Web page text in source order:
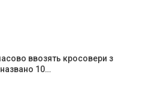
ввозять кросовери з
10…